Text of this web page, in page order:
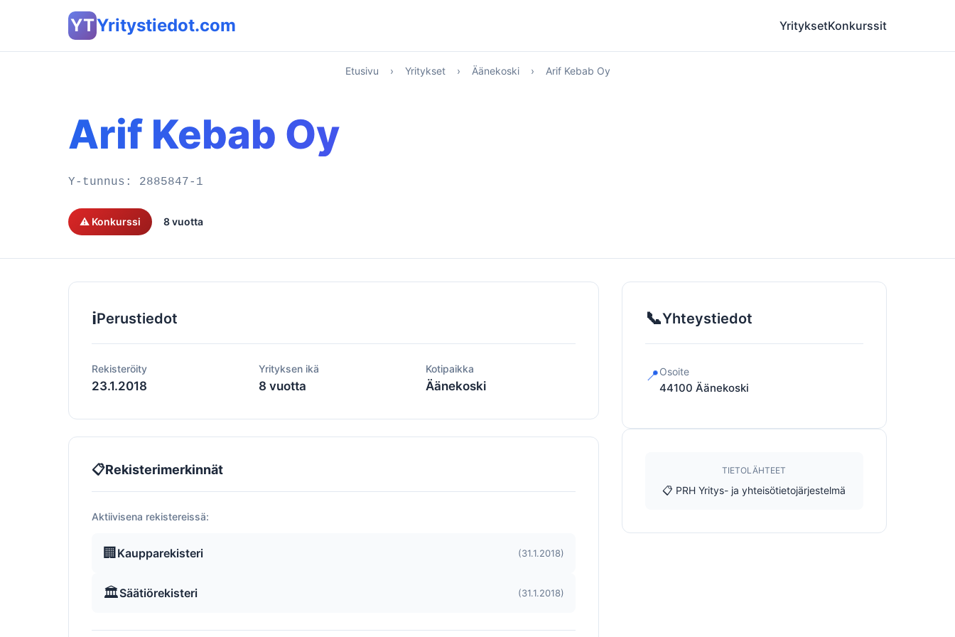
YTYritystiedot.com YrityksetKonkurssit
Etusivu › Yritykset › Äänekoski › Arif Kebab Oy
Arif Kebab Oy
Y-tunnus: 2885847-1
⚠️ Konkurssi 8 vuotta
ℹ️Perustiedot
Rekisteröity
23.1.2018
Yrityksen ikä
8 vuotta
Kotipaikka
Äänekoski
📋Rekisterimerkinnät
Aktiivisena rekistereissä:
🏢 Kaupparekisteri (31.1.2018)
🏛️Säätiörekisteri (31.1.2018)
📞Yhteystiedot
📍Osoite
44100 Äänekoski
TIETOLÄHTEET
📋 PRH Yritys- ja yhteisötietojärjestelmä